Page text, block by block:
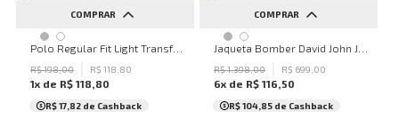
COMPRAR
PP P M G
GG
XGG
Polo Regular Fit Light Transfer Verde Claro John John Masculina
R$198,00 R$ 118 80
1x de R$ 118,80
R$ 17,82 de Cashback
COMPRAR
PP P M G GG
R$1.398,00 R$ 699 00
6x de R$ 116,50
R$ 104,85 de Cashback